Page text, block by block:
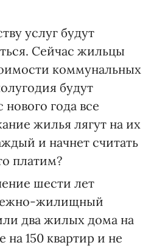
услуг будут
Сейчас жильцы
коммунальных
будут
нового года все
жилья лягут на их
и начнет считать
платим?
шести лет
жилищный
два жилых дома на
150 квартир и не